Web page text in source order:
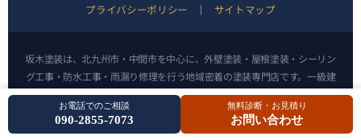
プライバシーポリシー ｜ サイトマップ
坂木塗装は、北九州市・中間市を中心に、外壁塗装・屋根塗装・シーリン
グ工事・防水工事・雨漏り修理を行う地域密着の塗装専門店です。一級建
築塗装技能士が現地調査から施工、アフターフォローまで責任を持って対
お電話でのご相談
090-2855-7073
無料診断・お見積り
お問い合わせ